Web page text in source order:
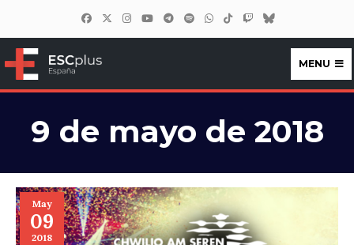
ESCplus España
MENU
9 de mayo de 2018
May
09
2018